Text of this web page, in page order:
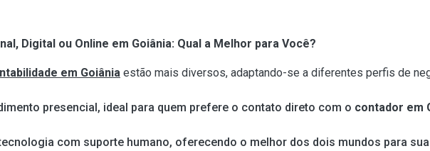
Digital ou Online em Goiânia: Qual a Melhor para Você?
em Goiânia estão mais diversos, adaptando-se a diferentes perfis de
presencial, ideal para quem prefere o contato direto com o contador em
com suporte humano, oferecendo o melhor dos dois mundos para sua